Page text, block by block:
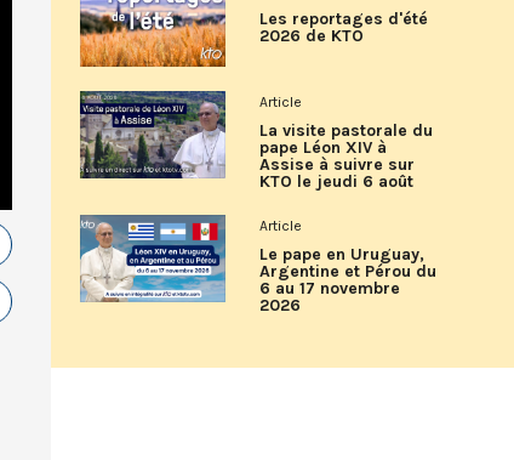
Les reportages d'été
2026 de KTO
Article
La visite pastorale du
pape Léon XIV à
Assise à suivre sur
KTO le jeudi 6 août
Article
Le pape en Uruguay,
Argentine et Pérou du
6 au 17 novembre
2026